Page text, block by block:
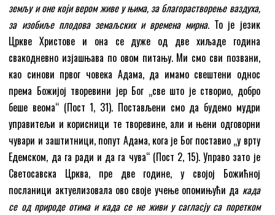
земљу и оне који вером живе у њима, за благорастворење ваздуха,
за изобиље плодова земаљских и времена мирна. То је језик
Цркве Христове и она се дуже од две хиљаде година
свакодневно изјашњава по овом питању. Ми смо сви позвани,
као синови првог човека Адама, да имамо свештени однос
према Божијој творевини јер Бог „све што је створио, добро
беше веома“ (Пост 1, 31). Постављени смо да будемо мудри
управитељи и корисници те творевине, али и њени одговорни
чувари и заштитници, попут Адама, кога је Бог поставио „у врту
Едемском, да га ради и да га чува“ (Пост 2, 15). Управо зато је
Светосавска Црква, пре две године, у својој Божићној
посланици актуелизовала ово своје учење опомињући да када
се од природе отима и када се не живи у сагласју са поретком